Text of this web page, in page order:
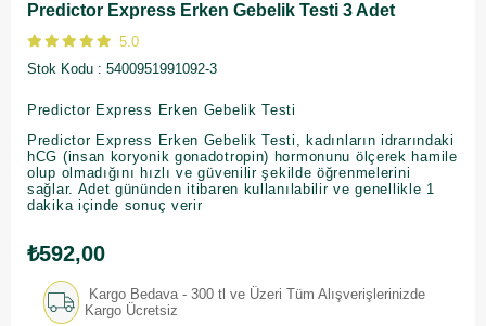
Predictor Express Erken Gebelik Testi 3 Adet
5.0
Stok Kodu
5400951991092-3
Predictor Express Erken Gebelik Testi
Predictor Express Erken Gebelik Testi, kadınların idrarındaki
hCG (insan koryonik gonadotropin) hormonunu ölçerek hamile
olup olmadığını hızlı ve güvenilir şekilde öğrenmelerini
sağlar. Adet gününden itibaren kullanılabilir ve genellikle 1
dakika içinde sonuç verir
₺592,00
Kargo Bedava - 300 tl ve Üzeri Tüm Alışverişlerinizde
Kargo Ücretsiz